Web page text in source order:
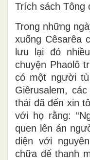
Trích sách Tông
Trong những
xuống Cêsarêa
lưu lại đó
chuyện Phaolô
có một người
Giêrusalem,
thái đã đến xin
với họ rằng:
quen lên án
diện với
chữa để thanh